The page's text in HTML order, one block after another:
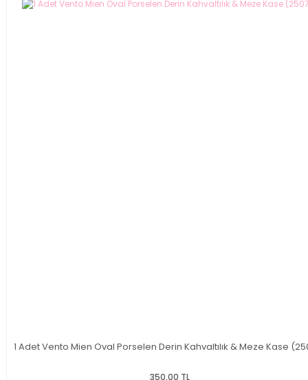
1 Adet Vento Mien Oval Porselen Derin Kahvaltılık & Meze Kase
350,00 TL